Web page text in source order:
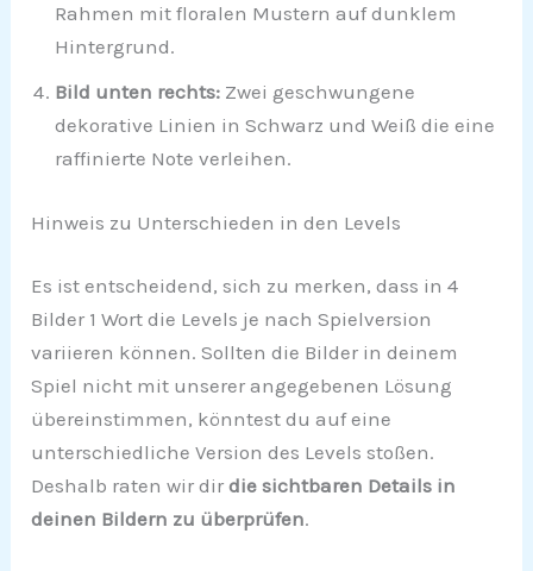
Rahmen mit floralen Mustern auf dunklem
Hintergrund.
Bild unten rechts: Zwei geschwungene
dekorative Linien in Schwarz und Weiß die eine
raffinierte Note verleihen.
Hinweis zu Unterschieden in den Levels
Es ist entscheidend, sich zu merken, dass in 4
Bilder 1 Wort die Levels je nach Spielversion
variieren können. Sollten die Bilder in deinem
Spiel nicht mit unserer angegebenen Lösung
übereinstimmen, könntest du auf eine
unterschiedliche Version des Levels stoßen.
Deshalb raten wir dirdie sichtbaren Details in
deinen Bildern zu überprüfen.